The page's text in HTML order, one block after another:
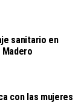
sanitario en
con las mujeres